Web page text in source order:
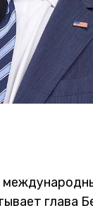
глава